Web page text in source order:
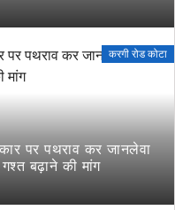
करगी रोड कोटा
पर पथराव कर जानलेवा
बढ़ाने की मांग